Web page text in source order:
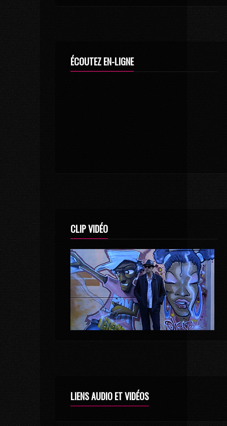
ÉCOUTEZ EN-LIGNE
CLIP VIDÉO
LIENS AUDIO ET VIDÉOS